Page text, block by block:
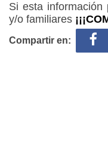
Si esta información
y/o familiares
Compartir en: